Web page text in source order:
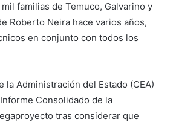
familias de Temuco, Galvarino y
Roberto Neira hace varios años,
en conjunto con todos los
Administración del Estado (CEA)
Consolidado de la
tras considerar que